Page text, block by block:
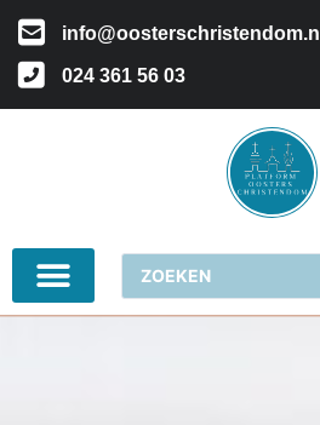
info@oosterschristendom.nl
024 361 56 03